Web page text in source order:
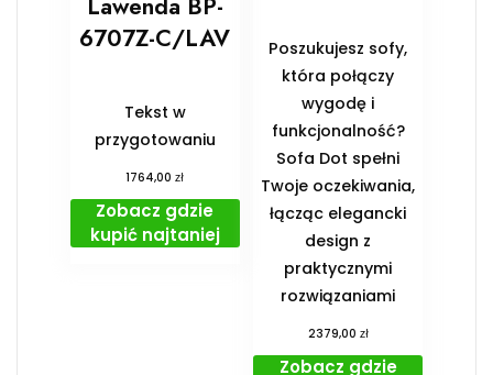
Lawenda BP-
6707Z-C/LAV
Tekst w
przygotowaniu
1764,00zł
Zobacz gdzie
kupić najtaniej
Poszukujesz sofy,
która połączy
wygodę i
funkcjonalność?
Sofa Dot spełni
Twoje oczekiwania,
łącząc elegancki
design z
praktycznymi
rozwiązaniami
2379,00 zł
Zobacz gdzie